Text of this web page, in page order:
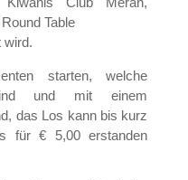
Table
wird.
starten, welche
und mit einem
das Los kann bis kurz
für € 5,00 erstanden